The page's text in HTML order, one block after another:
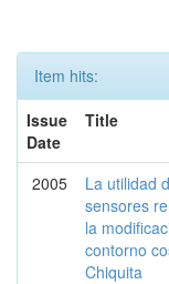
Item hits:
Issue
Date
Title
2005
La utilidad
sensores
la
contorno
Chiquita